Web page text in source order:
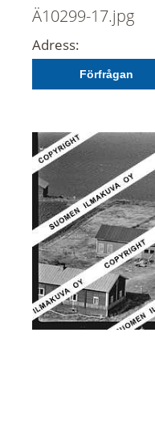
Ä10299-17.jpg
Adress:
Förfrågan